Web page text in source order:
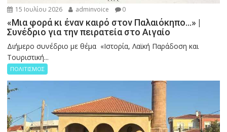
15 Ιουλίου 2026 adminvoice 0
«Μια φορά κι έναν καιρό στον Παλαιόκηπο…» |
Συνέδριο για την πειρατεία στο Αιγαίο
Διήμερο συνέδριο με θέμα «Ιστορία, Λαϊκή Παράδοση και
Τουριστική...
ΠΟΛΙΤΙΣΜΟΣ